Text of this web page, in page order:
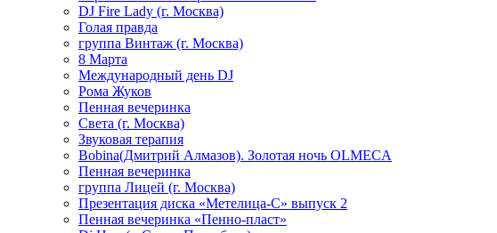
DJ Fire Lady (г. Москва)
Голая правда
группа Винтаж (г. Москва)
8 Марта
Международный день DJ
Рома Жуков
Пенная вечеринка
Света (г. Москва)
Звуковая терапия
Bobina(Дмитрий Алмазов). Золотая ночь OLMECA
Пенная вечеринка
группа Лицей (г. Москва)
Презентация диска «Метелица-С» выпуск 2
Пенная вечеринка «Пенно-пласт»